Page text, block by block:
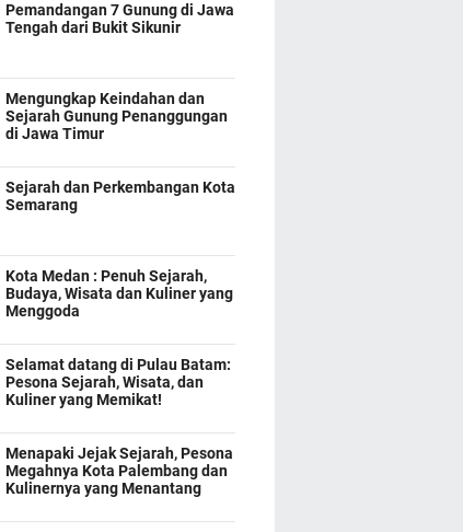
Pemandangan 7 Gunung di Jawa
Tengah dari Bukit Sikunir
Mengungkap Keindahan dan
Sejarah Gunung Penanggungan
di Jawa Timur
Sejarah dan Perkembangan Kota
Semarang
Kota Medan : Penuh Sejarah,
Budaya, Wisata dan Kuliner yang
Menggoda
Selamat datang di Pulau Batam:
Pesona Sejarah, Wisata, dan
Kuliner yang Memikat!
Menapaki Jejak Sejarah, Pesona
Megahnya Kota Palembang dan
Kulinernya yang Menantang